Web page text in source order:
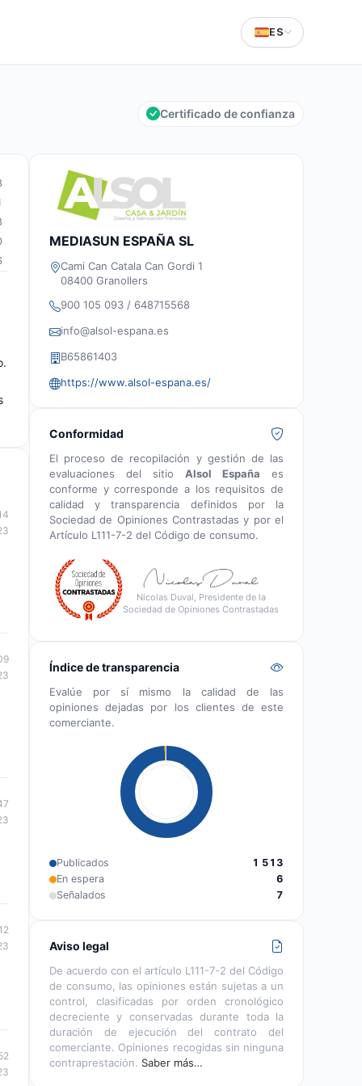
ES
Certificado de confianza
MEDIASUN ESPAÑA SL
Cami Can Catala Can Gordi 1
08400 Granollers
900 105 093 / 648715568
info@alsol-espana.es
B65861403
https://www.alsol-espana.es/
Conformidad
El proceso de recopilación y gestión de las
evaluaciones del sitio Alsol España es
conforme y corresponde a los requisitos de
calidad y transparencia definidos por la
Sociedad de Opiniones Contrastadas y por el
Artículo L111-7-2 del Código de consumo.
Nicolas Duval, Presidente de la
Sociedad de Opiniones Contrastadas
Índice de transparencia
Evalúe por sí mismo la calidad de las
opiniones dejadas por los clientes de este
comerciante.
Publicados
1 513
En espera
6
Señalados
7
Aviso legal
De acuerdo con el artículo L111-7-2 del Código
de consumo, las opiniones están sujetas a un
control, clasificadas por orden cronológico
decreciente y conservadas durante toda la
duración de ejecución del contrato del
comerciante. Opiniones recogidas sin ninguna
contraprestación. Saber más…